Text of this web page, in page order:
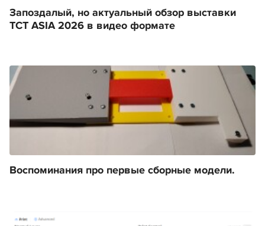
Запоздалый, но актуальный обзор выставки
TCT ASIA 2026 в видео формате
Воспоминания про первые сборные модели.